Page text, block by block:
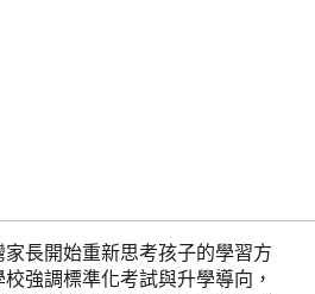
長開始重新思考孩子的學習方
強調標準化考試與升學導向，